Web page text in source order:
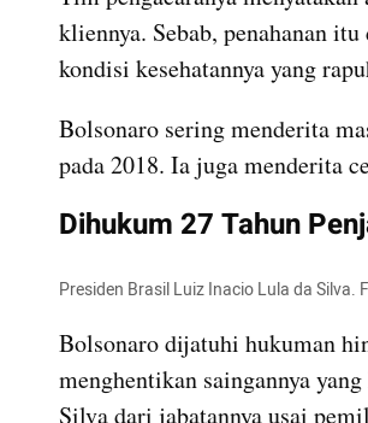
kliennya. Sebab, penahanan
kondisi kesehatannya yang
Bolsonaro sering menderita
pada 2018. Ia juga menderita
Dihukum 27 Tahun
Presiden Brasil Luiz Inacio Lula da Silva.
Bolsonaro dijatuhi hukuman
menghentikan saingannya
Silva dari jabatannya usai